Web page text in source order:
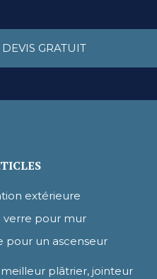
GRATUIT
extérieure
verre pour mur
pour un ascenseur
plâtrier, jointeur